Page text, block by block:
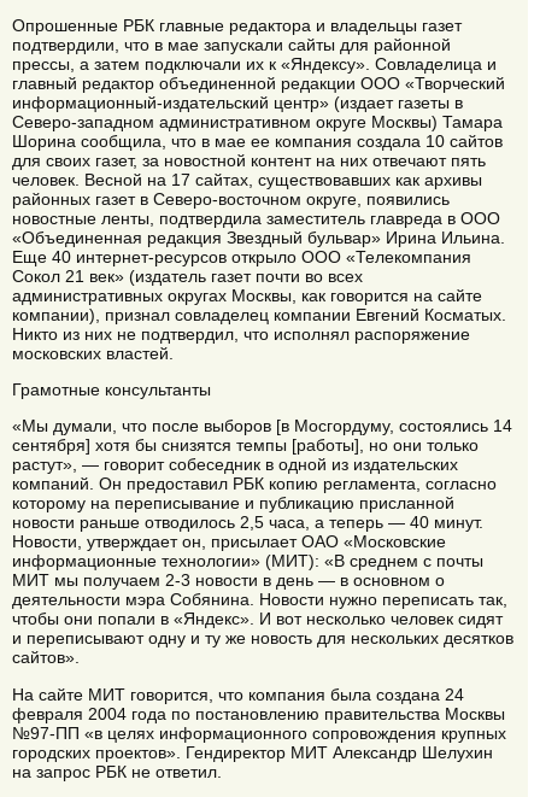
Опрошенные РБК главные редактора и владельцы газет
подтвердили, что в мае запускали сайты для районной
прессы, а затем подключали их к «Яндексу». Совладелица и
главный редактор объединенной редакции ООО «Творческий
информационный-издательский центр» (издает газеты в
Северо-западном административном округе Москвы) Тамара
Шорина сообщила, что в мае ее компания создала 10 сайтов
для своих газет, за новостной контент на них отвечают пять
человек. Весной на 17 сайтах, существовавших как архивы
районных газет в Северо-восточном округе, появились
новостные ленты, подтвердила заместитель главреда в ООО
«Объединенная редакция Звездный бульвар» Ирина Ильина.
Еще 40 интернет-ресурсов открыло ООО «Телекомпания
Сокол 21 век» (издатель газет почти во всех
административных округах Москвы, как говорится на сайте
компании), признал совладелец компании Евгений Косматых.
Никто из них не подтвердил, что исполнял распоряжение
московских властей.
Грамотные консультанты
«Мы думали, что после выборов [в Мосгордуму, состоялись 14
сентября] хотя бы снизятся темпы [работы], но они только
растут», — говорит собеседник в одной из издательских
компаний. Он предоставил РБК копию регламента, согласно
которому на переписывание и публикацию присланной
новости раньше отводилось 2,5 часа, а теперь — 40 минут.
Новости, утверждает он, присылает ОАО «Московские
информационные технологии» (МИТ): «В среднем с почты
МИТ мы получаем 2-3 новости в день — в основном о
деятельности мэра Собянина. Новости нужно переписать так,
чтобы они попали в «Яндекс». И вот несколько человек сидят
и переписывают одну и ту же новость для нескольких десятков
сайтов».
На сайте МИТ говорится, что компания была создана 24
февраля 2004 года по постановлению правительства Москвы
№97-ПП «в целях информационного сопровождения крупных
городских проектов». Гендиректор МИТ Александр Шелухин
на запрос РБК не ответил.